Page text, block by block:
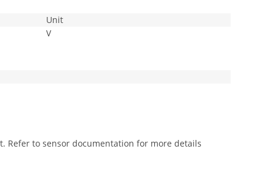
Unit
V
Refer to sensor documentation for more details